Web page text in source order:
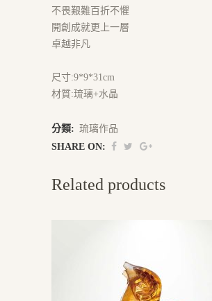
不畏艱難百折不懼
開創成就更上一層
卓越非凡
尺寸:9*9*31cm
材質:琉璃+水晶
分類: 琉璃作品
SHARE ON:
Related products